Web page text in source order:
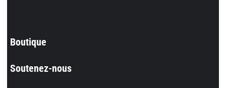
Boutique
Soutenez-nous